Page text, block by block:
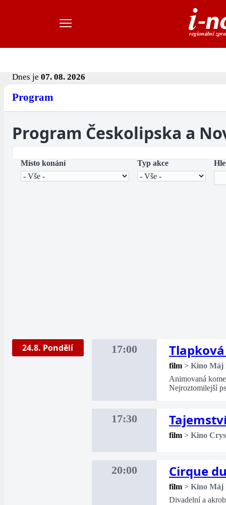
Dnes je 07. 08. 2026
Program
Program Českolipska a
Místo konání Typ akce
24.8. Pondělí 17:00
film > Kino Máj
Animovaná
Nejroztomilejší
17:30
film > Kino
20:00 Cirque
film > Kino Máj
Divadelní a